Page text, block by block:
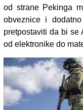
od strane Pekinga
obveznice i
pretpostaviti da bi se
od elektronike do